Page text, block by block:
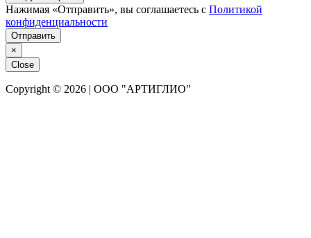
Нажимая «Отправить», вы соглашаетесь с Политикой
конфиденциальности
Отправить
×
Close
Copyright © 2026 | ООО "АРТИГЛИО"